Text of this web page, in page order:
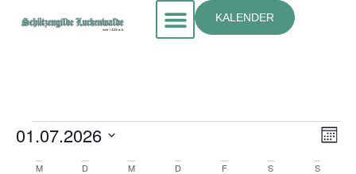
KALENDER
01.07.2026
wählen.
M D M D F S S